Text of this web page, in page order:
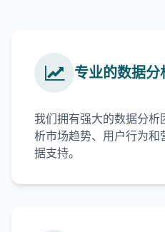
专业的数据分
我们拥有强大的数据分析
析市场趋势、用户行为
据支持。